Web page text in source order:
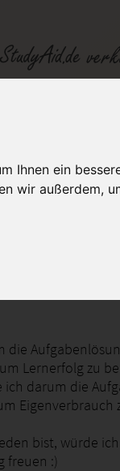
Ihnen ein
wir außerdem,
die
Lernerfolg zu
darum die
Eigenverbrauch
bist, würde
freuen :)